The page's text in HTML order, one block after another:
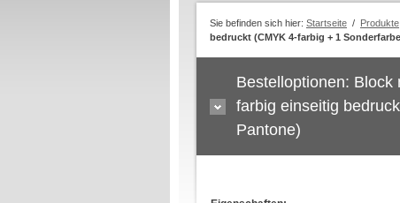
Sie befinden sich hier: Startseite / Produkte
bedruckt (CMYK 4-farbig + 1
Bestelloptionen: Block
farbig einseitig
Pantone)